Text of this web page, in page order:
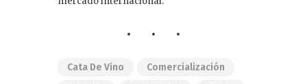
Cata De Vino
Comercialización